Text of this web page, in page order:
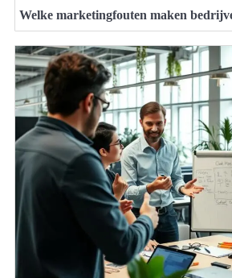
Welke marketingfouten maken